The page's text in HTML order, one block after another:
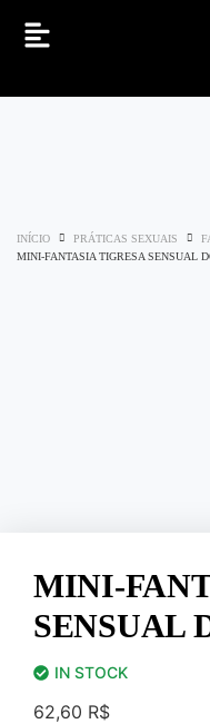
INÍCIO PRÁTICAS SEXUAIS
MINI-FANTASIA TIGRESA SENSUAL
MINI-
SENSUAL
IN STOCK
62,60 R$